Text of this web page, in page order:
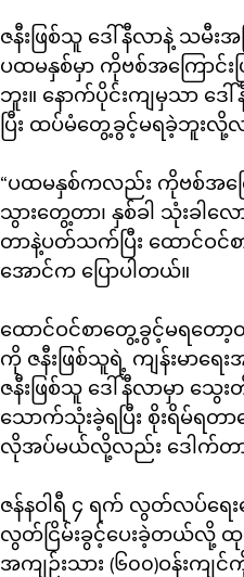
ဇနီးဖြစ်သူ ဒေါ်နီလာနဲ့ သမီး
ပထမနှစ်မှာ ကိုဗစ်အကြောင်း
ဘူး။ နောက်ပိုင်းကျမှသာ ဒ
ပြီး ထပ်မံတွေ့ခွင့်မရခဲ့ဘူးလို့
“ပထမနှစ်ကလည်း ကိုဗစ်အကြ
သွားတွေ့တာ၊ နှစ်ခါ သုံးခါ
တာနဲ့ပတ်သက်ပြီး ထောင်ဝင်
အောင်က ပြောပါတယ်။
ထောင်ဝင်စာတွေ့ခွင့်မရတော့တဲ့
ကို ဇနီးဖြစ်သူရဲ့ ကျန်းမာရ
ဇနီးဖြစ်သူ ဒေါ်နီလာမှာ သွေ
သောက်သုံးခဲ့ရပြီး စိုးရိမ်ရတ
လိုအပ်မယ်လို့လည်း ဒေါက်တာ
ဇန်နဝါရီ ၄ ရက် လွတ်လပ်ရေး
လွတ်ငြိမ်းခွင့်ပေးခဲ့တယ်လို့ ထုတ်
အကျဉ်းသား (၆၀၀)ဝန်းက